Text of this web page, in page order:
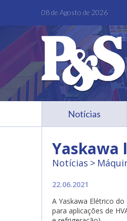
08 de Agosto de 2026
FacebookInstagramLinkedIn
Notícias
Yaskawa
Notícias
22.06.2021
A Yaskawa Elétrico
para aplicações de